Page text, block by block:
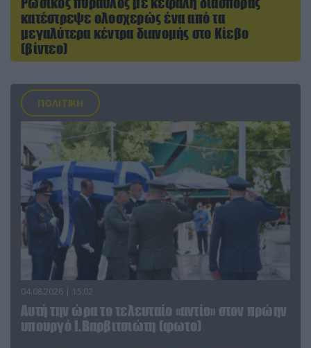
κατέστρεψε ολοσχερώς ένα από τα
μεγαλύτερα κέντρα διανομής στο Κίεβο
(βίντεο)
ΠΟΛΙΤΙΚΗ
04.08.2026 | 15:02
Αυτή την ώρα το τελευταίο «αντίο» στον πρώην
υπουργό Ι.Βαρβιτσιώτη (φωτο)